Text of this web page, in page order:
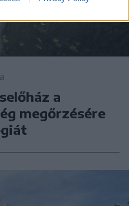
a
megőrzésére